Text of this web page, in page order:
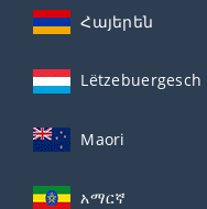
Հայերեն
Lëtzebuergesch
Maori
አማርኛ